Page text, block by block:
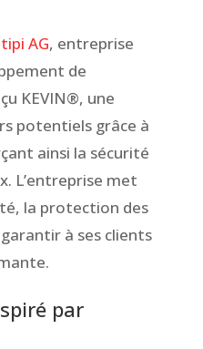
AG, entreprise
de
KEVIN®, une
potentiels grâce à
ainsi la sécurité
L’entreprise met
la protection des
à ses clients
par